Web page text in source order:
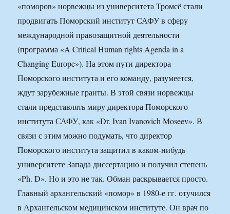
«поморов» норвежцы из университета Тромсё стали
продвигать Поморский институт САФУ в сферу
международной правозащитной деятельности
(программа «A Critical Human rights Agenda in a
Changing Europe»). На этом пути директора
Поморского института и его команду, разумеется,
ждут зарубежные гранты. В этой связи норвежцы
стали представлять миру директора Поморского
института САФУ, как «Dr. Ivan Ivanovich Moseev». В
связи с этим можно подумать, что директор
Поморского института защитил в каком-нибудь
университете Запада диссертацию и получил степень
«Ph. D». Но и это не так. Обман раскрывается просто.
Главный архангельский «помор» в 1980-е гг. отучился
в Архангельском медицинском институте. Он врач по